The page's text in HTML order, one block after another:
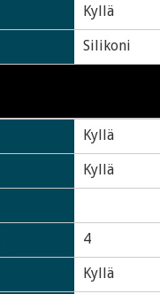
Kyllä
Silikoni
Kyllä
Kyllä
4
Kyllä